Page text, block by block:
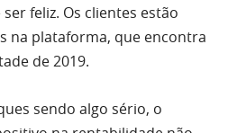
feliz. Os clientes estão
na plataforma, que encontra
de 2019.
sendo algo sério, o